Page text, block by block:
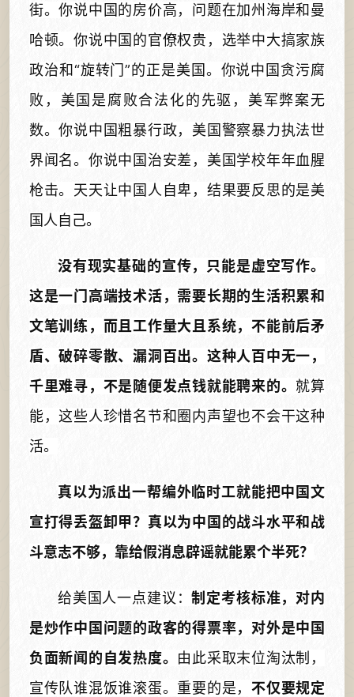
街。你说中国的房价高，问题在加州海岸和曼
哈顿。你说中国的官僚权贵，选举中大搞家族
政治和“旋转门”的正是美国。你说中国贪污腐
败，美国是腐败合法化的先驱，美军弊案无
数。你说中国粗暴行政，美国警察暴力执法世
界闻名。你说中国治安差，美国学校年年血腥
枪击。天天让中国人自卑，结果要反思的是美
国人自己。
没有现实基础的宣传，只能是虚空写作。
这是一门高端技术活，需要长期的生活积累和
文笔训练，而且工作量大且系统，不能前后矛
盾、破碎零散、漏洞百出。这种人百中无一，
千里难寻，不是随便发点钱就能聘来的。 就算
能，这些人珍惜名节和圈内声望也不会干这种
活。
真以为派出一帮编外临时工就能把中国文
宣打得丢盔卸甲？真以为中国的战斗水平和战
斗意志不够，靠给假消息辟谣就能累个半死？
给美国人一点建议：制定考核标准，对内
是炒作中国问题的政客的得票率，对外是中国
负面新闻的自发热度。 由此采取末位淘汰制，
宣传队谁混饭谁滚蛋。重要的是，不仅要规定